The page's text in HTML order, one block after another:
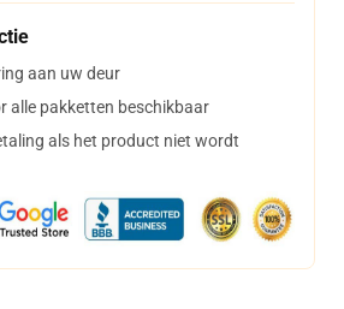
aan uw deur
alle pakketten beschikbaar
als het product niet wordt